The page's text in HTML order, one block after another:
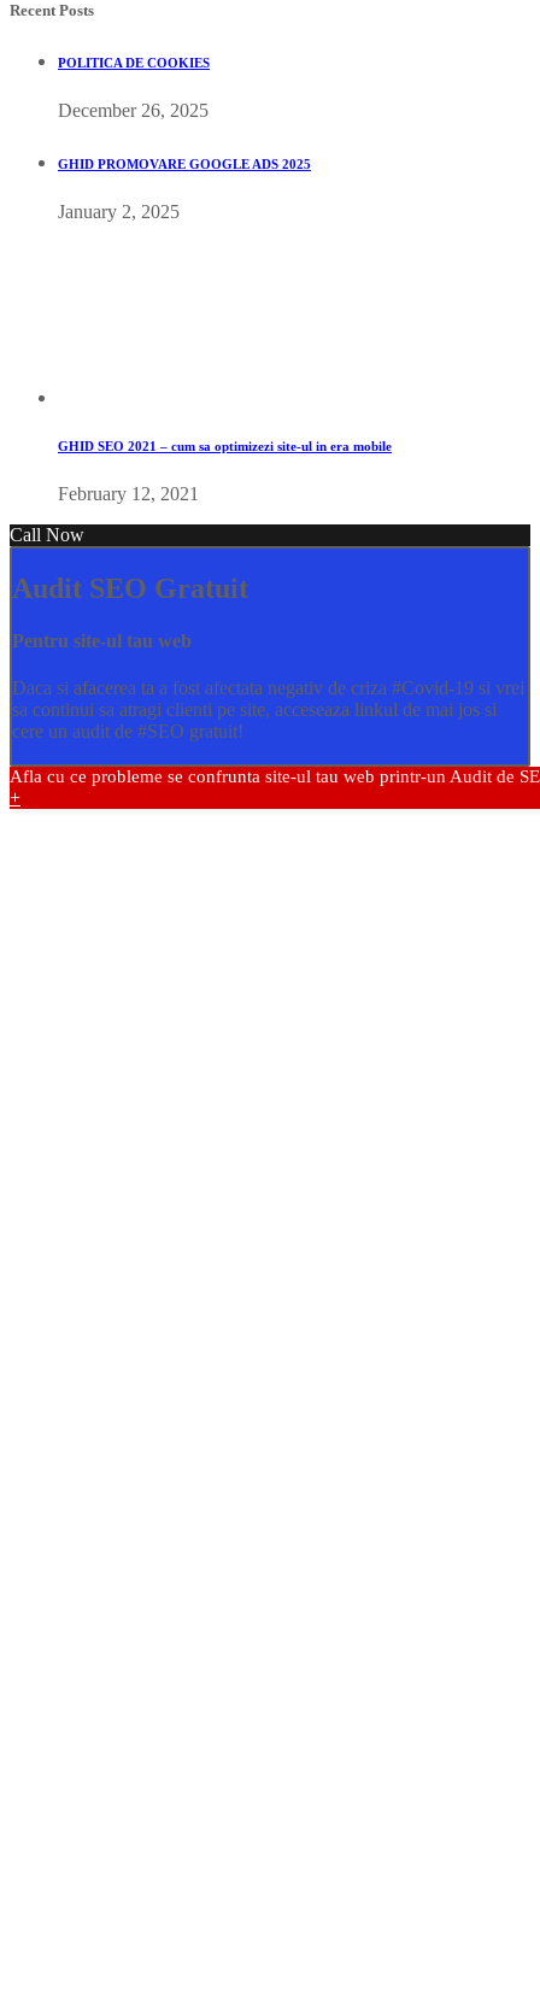
Recent Posts
POLITICA DE COOKIES
December 26, 2025
GHID PROMOVARE GOOGLE ADS 2025
January 2, 2025
GHID SEO 2021 – cum sa optimizezi site-ul in era mobile
February 12, 2021
Call Now
Audit SEO Gratuit
Pentru site-ul tau web
Daca si afacerea ta a fost afectata negativ de criza #Covid-19 si vrei
sa continui sa atragi clienti pe site, acceseaza linkul de mai jos si
cere un audit de #SEO gratuit!
Afla cu ce probleme se confrunta site-ul tau web printr-un Audit de
+